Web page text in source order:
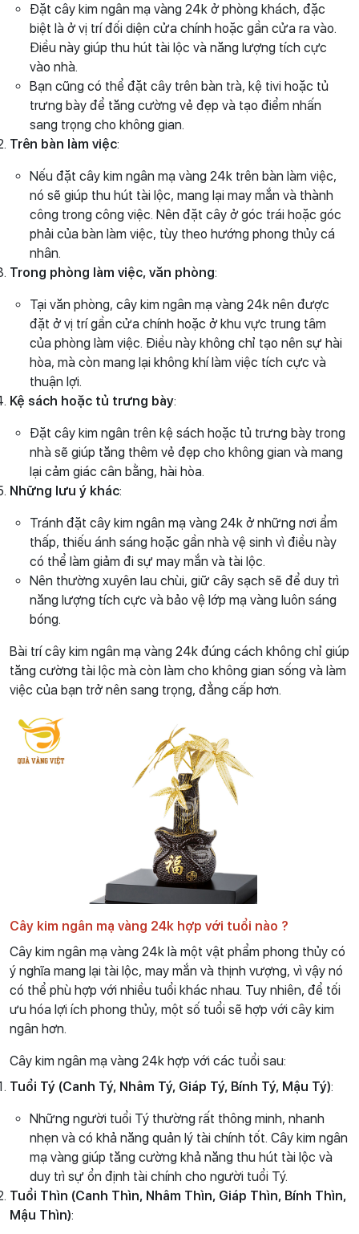
Đặt cây kim ngân mạ vàng 24k ở phòng khách, đặc
biệt là ở vị trí đối diện cửa chính hoặc gần cửa ra vào.
Điều này giúp thu hút tài lộc và năng lượng tích cực
vào nhà.
Bạn cũng có thể đặt cây trên bàn trà, kệ tivi hoặc tủ
trưng bày để tăng cường vẻ đẹp và tạo điểm nhấn
sang trọng cho không gian.
Trên bàn làm việc:
Nếu đặt cây kim ngân mạ vàng 24k trên bàn làm việc,
nó sẽ giúp thu hút tài lộc, mang lại may mắn và thành
công trong công việc. Nên đặt cây ở góc trái hoặc góc
phải của bàn làm việc, tùy theo hướng phong thủy cá
nhân.
Trong phòng làm việc, văn phòng:
Tại văn phòng, cây kim ngân mạ vàng 24k nên được
đặt ở vị trí gần cửa chính hoặc ở khu vực trung tâm
của phòng làm việc. Điều này không chỉ tạo nên sự hài
hòa, mà còn mang lại không khí làm việc tích cực và
thuận lợi.
Kệ sách hoặc tủ trưng bày:
Đặt cây kim ngân trên kệ sách hoặc tủ trưng bày trong
nhà sẽ giúp tăng thêm vẻ đẹp cho không gian và mang
lại cảm giác cân bằng, hài hòa.
Những lưu ý khác:
Tránh đặt cây kim ngân mạ vàng 24k ở những nơi ẩm
thấp, thiếu ánh sáng hoặc gần nhà vệ sinh vì điều này
có thể làm giảm đi sự may mắn và tài lộc.
Nên thường xuyên lau chùi, giữ cây sạch sẽ để duy trì
năng lượng tích cực và bảo vệ lớp mạ vàng luôn sáng
bóng.
Bài trí cây kim ngân mạ vàng 24k đúng cách không chỉ giúp
tăng cường tài lộc mà còn làm cho không gian sống và làm
việc của bạn trở nên sang trọng, đẳng cấp hơn.
Cây kim ngân mạ vàng 24k hợp với tuổi nào ?
Cây kim ngân mạ vàng 24k là một vật phẩm phong thủy có
ý nghĩa mang lại tài lộc, may mắn và thịnh vượng, vì vậy nó
có thể phù hợp với nhiều tuổi khác nhau. Tuy nhiên, để tối
ưu hóa lợi ích phong thủy, một số tuổi sẽ hợp với cây kim
ngân hơn.
Cây kim ngân mạ vàng 24k hợp với các tuổi sau:
Tuổi Tý (Canh Tý, Nhâm Tý, Giáp Tý, Bính Tý, Mậu Tý):
Những người tuổi Tý thường rất thông minh, nhanh
nhẹn và có khả năng quản lý tài chính tốt. Cây kim ngân
mạ vàng giúp tăng cường khả năng thu hút tài lộc và
duy trì sự ổn định tài chính cho người tuổi Tý.
Tuổi Thìn (Canh Thìn, Nhâm Thìn, Giáp Thìn, Bính Thìn,
Mậu Thìn):